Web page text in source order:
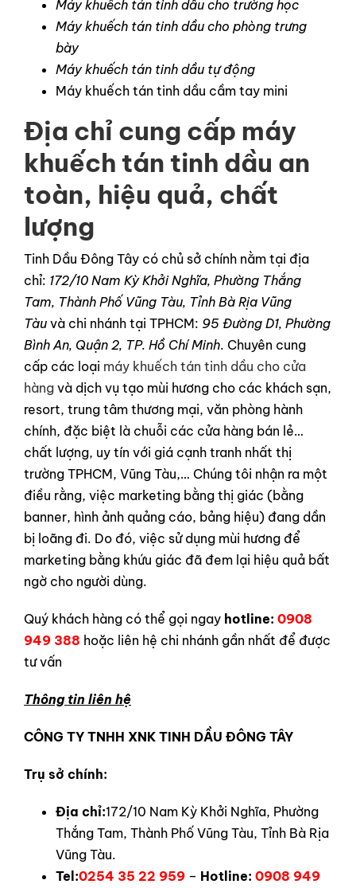
Máy khuếch tán tinh dầu cho trường học
Máy khuếch tán tinh dầu cho phòng trưng
bày
Máy khuếch tán tinh dầu tự động
Máy khuếch tán tinh dầu cầm tay mini
Địa chỉ cung cấp máy
khuếch tán tinh dầu an
toàn, hiệu quả, chất
lượng
Tinh Dầu Đông Tây có chủ sở chính nằm tại địa
chỉ: 172/10 Nam Kỳ Khởi Nghĩa, Phường Thắng
Tam, Thành Phố Vũng Tàu, Tỉnh Bà Rịa Vũng
Tàu và chi nhánh tại TPHCM: 95 Đường D1, Phường
Bình An, Quận 2, TP. Hồ Chí Minh. Chuyên cung
cấp các loại máy khuếch tán tinh dầu cho cửa
hàng và dịch vụ tạo mùi hương cho các khách sạn,
resort, trung tâm thương mại, văn phòng hành
chính, đặc biệt là chuỗi các cửa hàng bán lẻ…
chất lượng, uy tín với giá cạnh tranh nhất thị
trường TPHCM, Vũng Tàu,… Chúng tôi nhận ra một
điều rằng, việc marketing bằng thị giác (bằng
banner, hình ảnh quảng cáo, bảng hiệu) đang dần
bị loãng đi. Do đó, việc sử dụng mùi hương để
marketing bằng khứu giác đã đem lại hiệu quả bất
ngờ cho người dùng.
Quý khách hàng có thể gọi ngay hotline: 0908
949 388 hoặc liên hệ chi nhánh gần nhất để được
tư vấn
Thông tin liên hệ
CÔNG TY TNHH XNK TINH DẦU ĐÔNG TÂY
Trụ sở chính:
Địa chỉ:172/10 Nam Kỳ Khởi Nghĩa, Phường
Thắng Tam, Thành Phố Vũng Tàu, Tỉnh Bà Rịa
Vũng Tàu.
Tel:0254 35 22 959 – Hotline: 0908 949